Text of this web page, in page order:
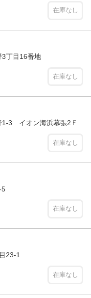
在庫なし
丁目16番地
在庫なし
3 イオン海浜幕張2Ｆ
在庫なし
5
在庫なし
23-1
在庫なし